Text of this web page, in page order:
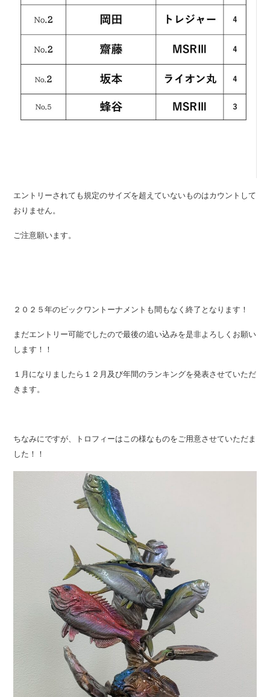
エントリーされても規定のサイズを超えていないものはカウントして
おりません。
ご注意願います。
２０２５年のビックワントーナメントも間もなく終了となります！
まだエントリー可能でしたので最後の追い込みを是非よろしくお願い
します！！
１月になりましたら１２月及び年間のランキングを発表させていただ
きます。
ちなみにですが、トロフィーはこの様なものをご用意させていただま
した！！